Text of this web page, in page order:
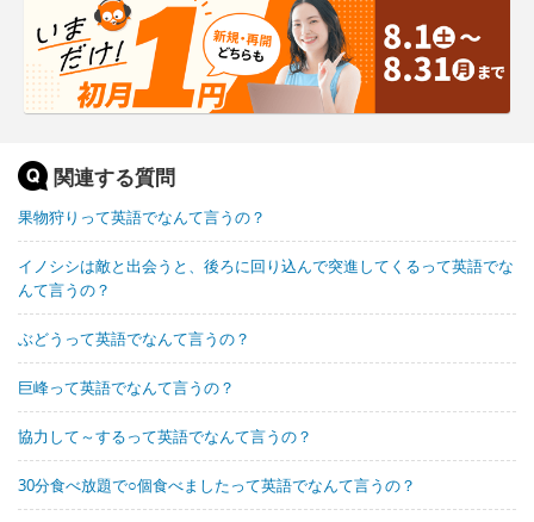
関連する質問
果物狩りって英語でなんて言うの？
イノシシは敵と出会うと、後ろに回り込んで突進してくるって英語でな
んて言うの？
ぶどうって英語でなんて言うの？
巨峰って英語でなんて言うの？
協力して～するって英語でなんて言うの？
30分食べ放題で○個食べましたって英語でなんて言うの？